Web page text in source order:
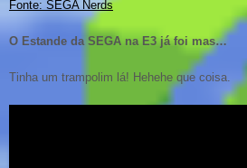
Fonte: SEGA Nerds
O Estande da SEGA na E3 já foi mas…
Tinha um trampolim lá! Hehehe que coisa.